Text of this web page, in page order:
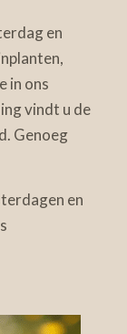
en
in ons
vindt u de
Genoeg
en